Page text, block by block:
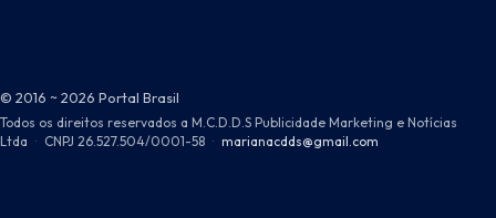
© 2016 ~ 2026 Portal Brasil
Todos os direitos reservados a M.C.D.D.S Publicidade Marketing e Notícias
Ltda · CNPJ 26.527.504/0001-58 · marianacdds@gmail.com